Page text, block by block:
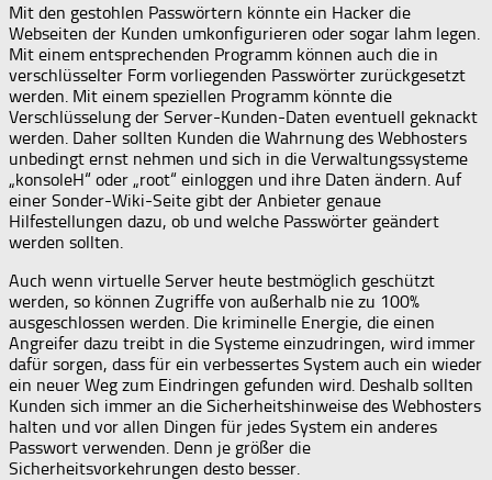
Mit den gestohlen Passwörtern könnte ein Hacker die
Webseiten der Kunden umkonfigurieren oder sogar lahm legen.
Mit einem entsprechenden Programm können auch die in
verschlüsselter Form vorliegenden Passwörter zurückgesetzt
werden. Mit einem speziellen Programm könnte die
Verschlüsselung der Server-Kunden-Daten eventuell geknackt
werden. Daher sollten Kunden die Wahrnung des Webhosters
unbedingt ernst nehmen und sich in die Verwaltungssysteme
„konsoleH“ oder „root“ einloggen und ihre Daten ändern. Auf
einer Sonder-Wiki-Seite gibt der Anbieter genaue
Hilfestellungen dazu, ob und welche Passwörter geändert
werden sollten.
Auch wenn virtuelle Server heute bestmöglich geschützt
werden, so können Zugriffe von außerhalb nie zu 100%
ausgeschlossen werden. Die kriminelle Energie, die einen
Angreifer dazu treibt in die Systeme einzudringen, wird immer
dafür sorgen, dass für ein verbessertes System auch ein wieder
ein neuer Weg zum Eindringen gefunden wird. Deshalb sollten
Kunden sich immer an die Sicherheitshinweise des Webhosters
halten und vor allen Dingen für jedes System ein anderes
Passwort verwenden. Denn je größer die
Sicherheitsvorkehrungen desto besser.